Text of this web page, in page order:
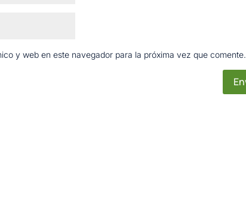
y web en este navegador para la próxima vez que comente.